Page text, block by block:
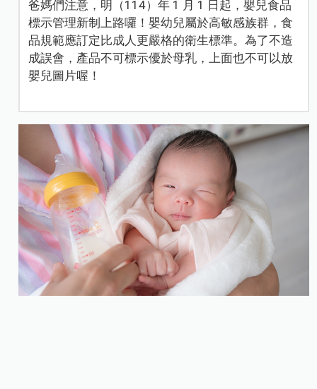
爸媽們注意，明（114）年 1 月 1 日起，嬰兒食品
標示管理新制上路囉！嬰幼兒屬於高敏感族群，食
品規範應訂定比成人更嚴格的衛生標準。為了不造
成誤會，產品不可標示優於母乳，上面也不可以放
嬰兒圖片喔！